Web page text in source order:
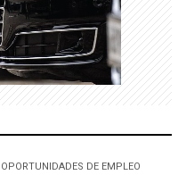
OPORTUNIDADES DE EMPLEO